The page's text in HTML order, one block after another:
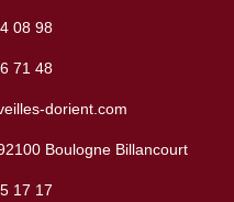
08 98
71 48
dorient.com
Boulogne Billancourt
17 17